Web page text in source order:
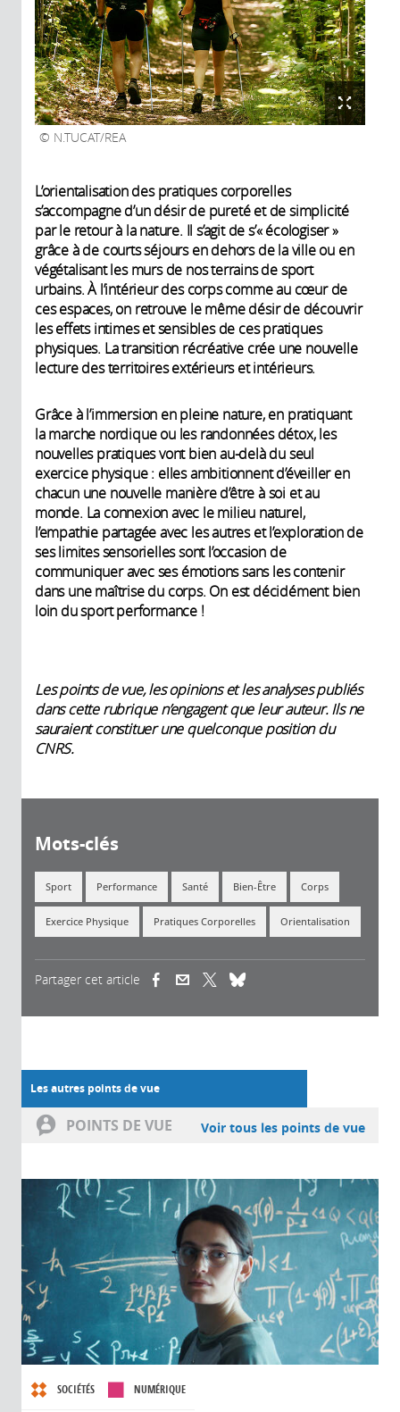
N.TUCAT/REA
L’orientalisation des pratiques corporelles
s’accompagne d’un désir de pureté et de simplicité
par le retour à la nature. Il s’agit de s’« écologiser »
grâce à de courts séjours en dehors de la ville ou en
végétalisant les murs de nos terrains de sport
urbains. À l’intérieur des corps comme au cœur de
ces espaces, on retrouve le même désir de découvrir
les effets intimes et sensibles de ces pratiques
physiques. La transition récréative crée une nouvelle
lecture des territoires extérieurs et intérieurs.
Grâce à l’immersion en pleine nature, en pratiquant
la marche nordique ou les randonnées détox, les
nouvelles pratiques vont bien au-delà du seul
exercice physique : elles ambitionnent d’éveiller en
chacun une nouvelle manière d’être à soi et au
monde. La connexion avec le milieu naturel,
l’empathie partagée avec les autres et l’exploration de
ses limites sensorielles sont l’occasion de
communiquer avec ses émotions sans les contenir
dans une maîtrise du corps. On est décidément bien
loin du sport performance !
Les points de vue, les opinions et les analyses publiés
dans cette rubrique n’engagent que leur auteur. Ils ne
sauraient constituer une quelconque position du
CNRS.
Mots-clés
Sport Performance Santé Bien-Être Corps
Exercice Physique Pratiques Corporelles Orientalisation
Partager cet article (link is external)(link is external)
Les autres points de vue
POINTS DE VUE Voir tous les points de vue
SOCIÉTÉS NUMÉRIQUE